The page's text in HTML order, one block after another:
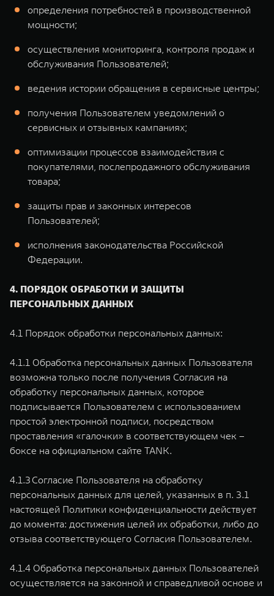
определения потребностей в производственной
мощности;
осуществления мониторинга, контроля продаж и
обслуживания Пользователей;
ведения истории обращения в сервисные центры;
получения Пользователем уведомлений о
сервисных и отзывных кампаниях;
оптимизации процессов взаимодействия с
покупателями, послепродажного обслуживания
товара;
защиты прав и законных интересов
Пользователей;
исполнения законодательства Российской
Федерации.
4. ПОРЯДОК ОБРАБОТКИ И ЗАЩИТЫ
ПЕРСОНАЛЬНЫХ ДАННЫХ
4.1 Порядок обработки персональных данных:
4.1.1 Обработка персональных данных Пользователя
возможна только после получения Согласия на
обработку персональных данных, которое
подписывается Пользователем с использованием
простой электронной подписи, посредством
проставления «галочки» в соответствующем чек –
боксе на официальном сайте TANK.
4.1.3 Согласие Пользователя на обработку
персональных данных для целей, указанных в п. 3.1
настоящей Политики конфиденциальности действует
до момента: достижения целей их обработки, либо до
отзыва соответствующего Согласия Пользователем.
4.1.4 Обработка персональных данных Пользователей
осуществляется на законной и справедливой основе и